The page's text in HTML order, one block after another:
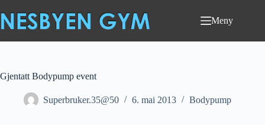
til
innholdet
Meny
Gjentatt Bodypump event
Superbruker.35@50 6. mai 2013 Bodypump